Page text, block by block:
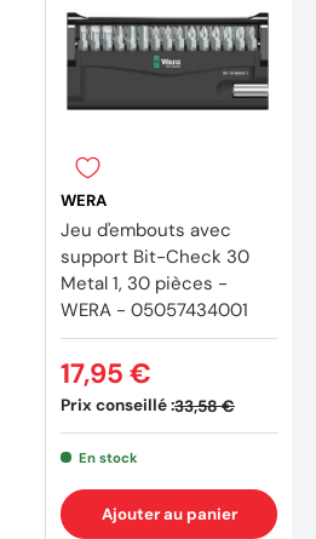
WERA
Jeu d'embouts avec
support Bit-Check 30
Metal 1, 30 pièces -
WERA - 05057434001
Prix conseillé :33,58 €
17,95 €
En stock
Ajouter au panier